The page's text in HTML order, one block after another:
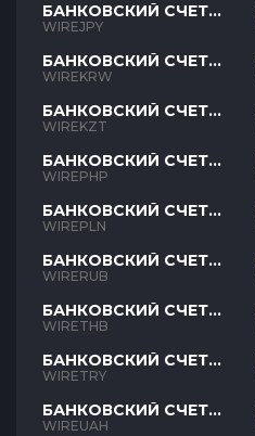
БАНКОВСКИЙ СЧЕТ
JPY
WIREJPY
БАНКОВСКИЙ СЧЕТ
KRW
WIREKRW
БАНКОВСКИЙ СЧЕТ
KZT
WIREKZT
БАНКОВСКИЙ СЧЕТ
PHP
WIREPHP
БАНКОВСКИЙ СЧЕТ
PLN
WIREPLN
БАНКОВСКИЙ СЧЕТ
RUB
WIRERUB
БАНКОВСКИЙ СЧЕТ
THB
WIRETHB
БАНКОВСКИЙ СЧЕТ
TRY
WIRETRY
БАНКОВСКИЙ СЧЕТ
UAH
WIREUAH